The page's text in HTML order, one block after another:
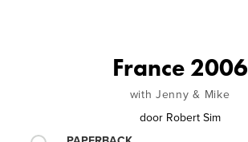
France 2006
with Jenny & Mike
door Robert Sim